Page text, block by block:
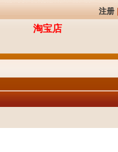
注册
淘宝店